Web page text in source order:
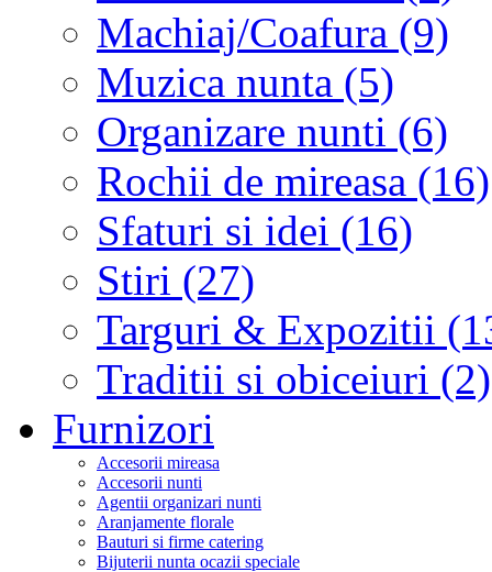
Machiaj/Coafura (9)
Muzica nunta (5)
Organizare nunti (6)
Rochii de mireasa (16)
Sfaturi si idei (16)
Stiri (27)
Targuri & Expozitii
Traditii si obiceiuri (2)
Furnizori
Accesorii mireasa
Accesorii nunti
Agentii organizari nunti
Aranjamente florale
Bauturi si firme catering
Bijuterii nunta ocazii speciale